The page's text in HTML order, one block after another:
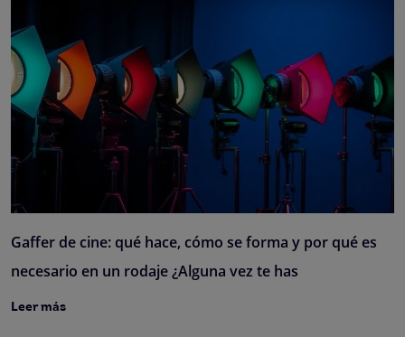
Gaffer de cine: qué hace, cómo se forma y por qué es
necesario en un rodaje ¿Alguna vez te has
Leer más